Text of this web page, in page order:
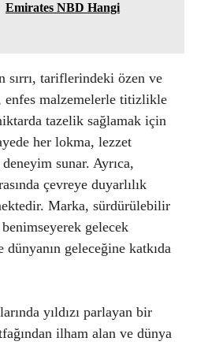
Emirates NBD Hangi
sırrı, tariflerindeki özen ve
malzemelerle titizlikle
tazelik sağlamak için
her lokma, lezzet
sunar. Ayrıca,
çevreye duyarlılık
Marka, sürdürülebilir
gelecek
dünyanın geleceğine katkıda
yıldızı parlayan bir
ilham alan ve dünya